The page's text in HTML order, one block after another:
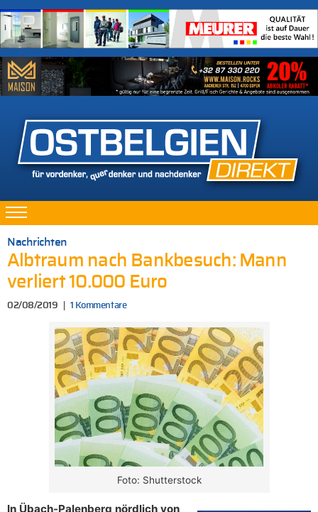
Nachrichten
Albtraum nach Bankbesuch: Mann
verliert 10.000 Euro
02/08/2019 1 Kommentare
Foto: Shutterstock
In Übach-Palenberg nördlich von